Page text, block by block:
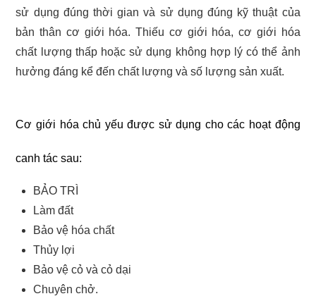
sử dụng đúng thời gian và sử dụng đúng kỹ thuật của
bản thân cơ giới hóa. Thiếu cơ giới hóa, cơ giới hóa
chất lượng thấp hoặc sử dụng không hợp lý có thể ảnh
hưởng đáng kể đến chất lượng và số lượng sản xuất.
Cơ giới hóa chủ yếu được sử dụng cho các hoạt động
canh tác sau:
BẢO TRÌ
Làm đất
Bảo vệ hóa chất
Thủy lợi
Bảo vệ cỏ và cỏ dại
Chuyên chở.